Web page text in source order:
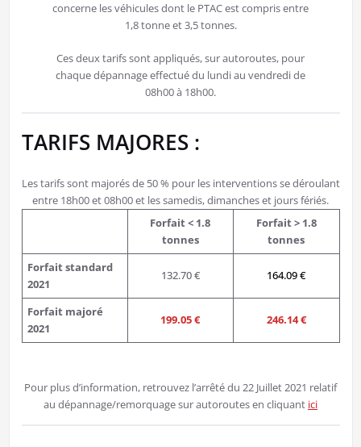
concerne les véhicules dont le PTAC est compris entre
1,8 tonne et 3,5 tonnes.
Ces deux tarifs sont appliqués, sur autoroutes, pour
chaque dépannage effectué du lundi au vendredi de
08h00 à 18h00.
TARIFS MAJORES :
Les tarifs sont majorés de 50 % pour les interventions se déroulant
entre 18h00 et 08h00 et les samedis, dimanches et jours fériés.
Forfait < 1.8
tonnes
Forfait > 1.8
tonnes
Forfait standard
2021
132.70 € 164.09 €
Forfait majoré
2021
199.05 € 246.14 €
Pour plus d’information, retrouvez l’arrêté du 22 Juillet 2021 relatif
au dépannage/remorquage sur autoroutes en cliquant ici